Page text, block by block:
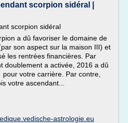
scorpion sidéral |
scorpion sidéral
a dû favoriser le domaine de
son aspect sur la maison III) et
les rentrées financières. Par
doublement a activée, 2016 a dû
votre carrière. Par contre,
votre ascendant...
astrologie.eu